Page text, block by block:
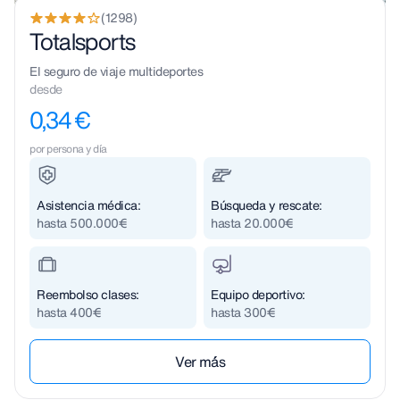
(1298)
Totalsports
El seguro de viaje multideportes
desde
0,34 €
por persona y día
Asistencia médica:
hasta 500.000€
Búsqueda y rescate:
hasta 20.000€
Reembolso clases:
hasta 400€
Equipo deportivo:
hasta 300€
Ver m´ás